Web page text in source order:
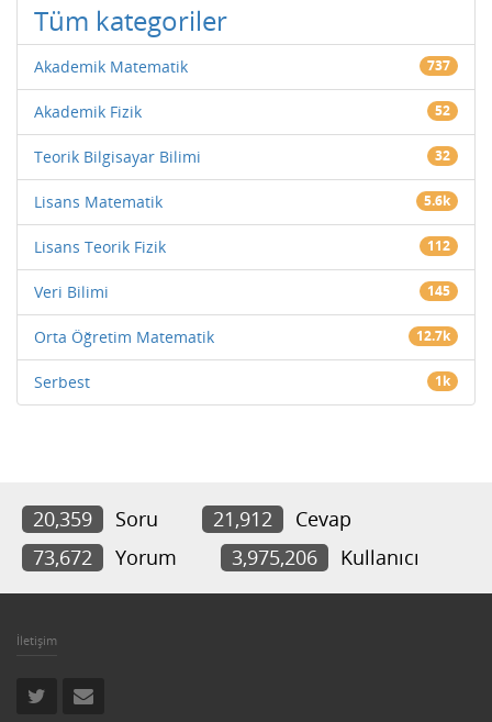
Tüm kategoriler
Akademik Matematik 737
Akademik Fizik 52
Teorik Bilgisayar Bilimi 32
Lisans Matematik 5.6k
Lisans Teorik Fizik 112
Veri Bilimi 145
Orta Öğretim Matematik 12.7k
Serbest 1k
20,359 Soru 21,912
Cevap
73,672
Yorum 3,975,206 Kullanıcı
İletişim